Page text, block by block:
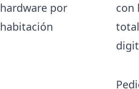
hardware por
habitación
con